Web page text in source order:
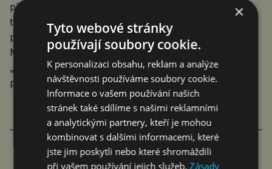
předpověděl Dürr Merzovi. FDP je striktně proti
trvalému uvolnění dluhových pravidel. Předseda
poslaneckého klubu AfD Tino Chrupalla obvinil
Merze, že nejen že nemá žádnou páteř, ale že je
„zcela bezobratlý“. „Státní dluh se bez jakéhokoli
plánu zvedá do nebes,“ stěžoval si.
×
Tyto webové stránky
používají soubory cookie.
K personalizaci obsahu, reklam a analýze
návštěvnosti používáme soubory cookie.
Informace o vašem používání našich
stránek také sdílíme s našimi reklamními
a analytickými partnery, kteří je mohou
kombinovat s dalšími informacemi, které
jste jim poskytli nebo které shromáždili
při vašem používání jejich služeb.Zásady